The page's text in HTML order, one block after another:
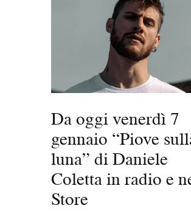
Da oggi venerdì 7
gennaio “Piove
luna” di Daniele
Coletta in radio e
Store